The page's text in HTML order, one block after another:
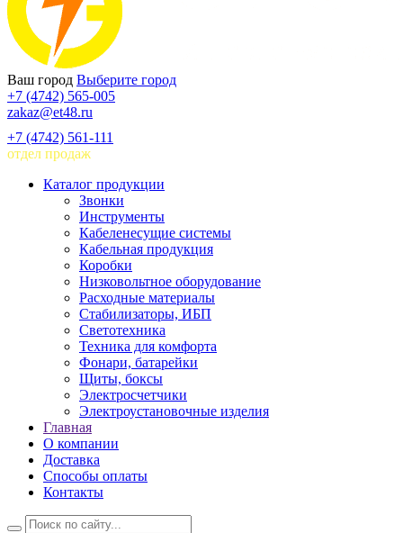
Ваш город Выберите город
+7 (4742) 565-005
zakaz@et48.ru
+7 (4742) 561-111
отдел продаж
Каталог продукции
Звонки
Инструменты
Кабеленесущие системы
Кабельная продукция
Коробки
Низковольтное оборудование
Расходные материалы
Стабилизаторы, ИБП
Светотехника
Техника для комфорта
Фонари, батарейки
Щиты, боксы
Электросчетчики
Электроустановочные изделия
Главная
О компании
Доставка
Способы оплаты
Контакты